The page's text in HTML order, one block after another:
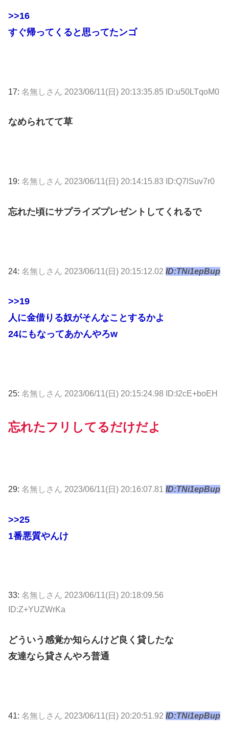
>>16
すぐ帰ってくると思ってたンゴ
17: 名無しさん 2023/06/11(日) 20:13:35.85 ID:u50LTqoM0
なめられてて草
19: 名無しさん 2023/06/11(日) 20:14:15.83 ID:Q7lSuv7r0
忘れた頃にサプライズプレゼントしてくれるで
24: 名無しさん 2023/06/11(日) 20:15:12.02 ID:TNi1epBup
>>19
人に金借りる奴がそんなことするかよ
24にもなってあかんやろw
25: 名無しさん 2023/06/11(日) 20:15:24.98 ID:I2cE+boEH
忘れたフリしてるだけだよ
29: 名無しさん 2023/06/11(日) 20:16:07.81 ID:TNi1epBup
>>25
1番悪質やんけ
33: 名無しさん 2023/06/11(日) 20:18:09.56
ID:Z+YUZWrKa
どういう感覚か知らんけど良く貸したな
友達なら貸さんやろ普通
41: 名無しさん 2023/06/11(日) 20:20:51.92 ID:TNi1epBup